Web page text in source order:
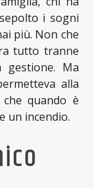
i sogni
più. Non che
tutto tranne
gestione. Ma
alla
quando è
un incendio.